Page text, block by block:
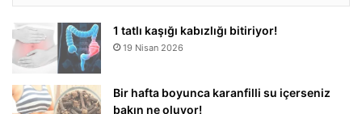
1 tatlı kaşığı kabızlığı bitiriyor!
19 Nisan 2026
Bir hafta boyunca karanfilli su içerseniz
bakın ne oluyor!